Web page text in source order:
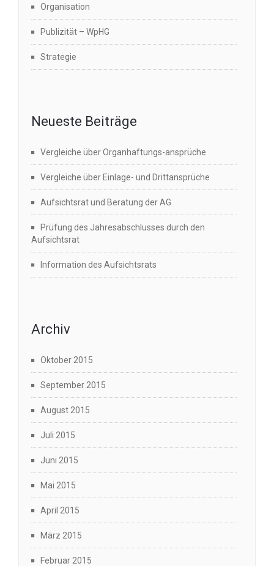
Organisation
Publizität – WpHG
Strategie
Neueste Beiträge
Vergleiche über Organhaftungs-ansprüche
Vergleiche über Einlage- und Drittansprüche
Aufsichtsrat und Beratung der AG
Prüfung des Jahresabschlusses durch den
Aufsichtsrat
Information des Aufsichtsrats
Archiv
Oktober 2015
September 2015
August 2015
Juli 2015
Juni 2015
Mai 2015
April 2015
März 2015
Februar 2015